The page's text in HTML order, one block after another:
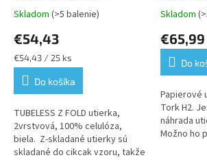
2vrst.4250ks/kart. H2
Priemerné
produktu
je
5,0
5
hviezdičiek.
Skladom (>5 balenie)
€54,43
Jednotková
cena:
€54,43 / 25 ks
Do košíka
TUBELESS Z FOLD utierka,
2vrstvová, 100% celulóza,
biela. Z-skladané utierky sú
skladané do cikcak vzoru, takže
200ks-
Priemerné
produktu
5,0
5
Skladom
€65,99
Do
Papierové
Tork H2.
náhrada
Možno ho